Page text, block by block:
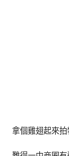
拿個雞翅起來